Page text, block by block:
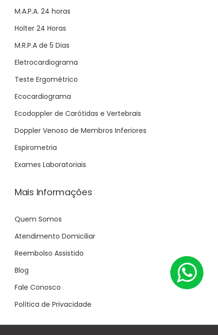
M.A.P.A. 24 horas
Holter 24 Horas
M.R.P.A de 5 Dias
Eletrocardiograma
Teste Ergométrico
Ecocardiograma
Ecodoppler de Carótidas e Vertebrais
Doppler Venoso de Membros Inferiores
Espirometria
Exames Laboratoriais
Mais Informações
Quem Somos
Atendimento Domiciliar
Reembolso Assistido
Blog
Fale Conosco
Política de Privacidade